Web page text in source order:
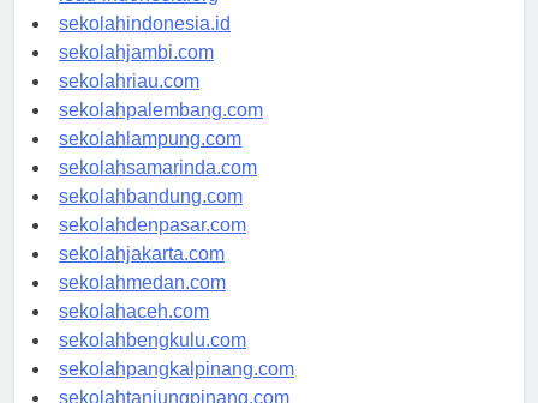
rsud-indonesia.org
sekolahindonesia.id
sekolahjambi.com
sekolahriau.com
sekolahpalembang.com
sekolahlampung.com
sekolahsamarinda.com
sekolahbandung.com
sekolahdenpasar.com
sekolahjakarta.com
sekolahmedan.com
sekolahaceh.com
sekolahbengkulu.com
sekolahpangkalpinang.com